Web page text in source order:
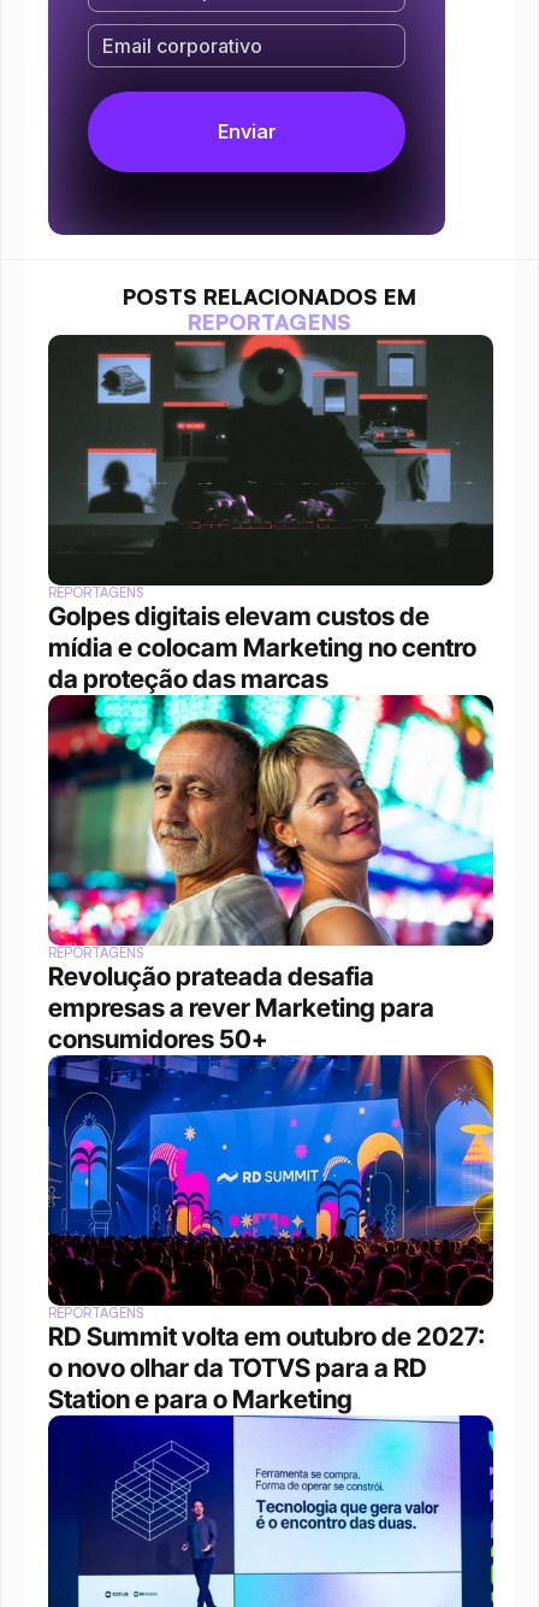
POSTS RELACIONADOS EM
REPORTAGENS
REPORTAGENS
Golpes digitais elevam custos de
mídia e colocam Marketing no centro
da proteção das marcas
REPORTAGENS
Revolução prateada desafia
empresas a rever Marketing para
consumidores 50+
REPORTAGENS
RD Summit volta em outubro de 2027:
o novo olhar da TOTVS para a RD
Station e para o Marketing